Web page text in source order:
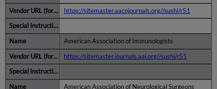
https://sitemaster.aacnjournals.org//sushi/r51
American Association of Immunologists
https://sitemaster.journals.aai.org//sushi/r51
American Association of Neurological Surgeons